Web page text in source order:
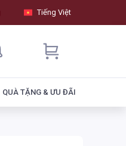
Tiếng Việt
QUÀ TẶNG & ƯU ĐÃI